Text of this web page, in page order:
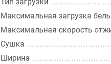
Максимальная загрузка
Максимальная скорость
Сушка
Ширина